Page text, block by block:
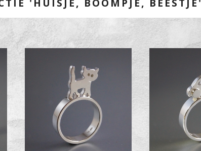
'HUISJE, BOOMPJE, BEESTJE'